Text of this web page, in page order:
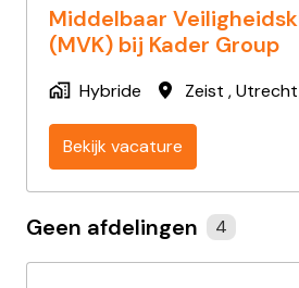
Middelbaar
(MVK) bij Kader Group
Hybride Zeist ,Utrecht
Bekijk vacature
Geen afdelingen 4